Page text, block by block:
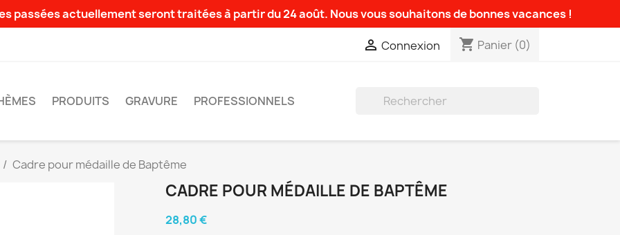
passées actuellement seront traitées à partir du 24 août. Nous vous souhaitons de bonnes vacances !
 Connexion shopping_cart Panier (0)
PRODUITS GRAVURE PROFESSIONNELS
Cadre pour médaille de Baptême
CADRE POUR MÉDAILLE DE BAPTÊME
28,80 €